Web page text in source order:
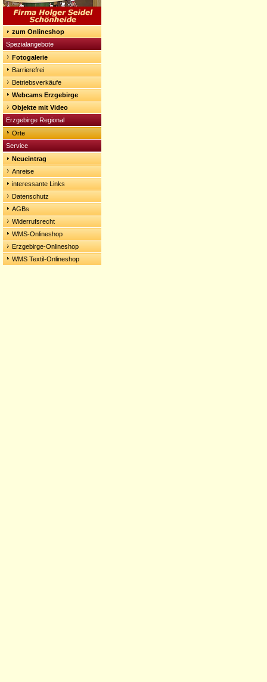
zum Onlineshop
Spezialangebote
Fotogalerie
Barrierefrei
Betriebsverkäufe
Webcams Erzgebirge
Objekte mit Video
Erzgebirge Regional
Orte
Service
Neueintrag
Anreise
interessante Links
Datenschutz
AGBs
Widerrufsrecht
WMS-Onlineshop
Erzgebirge-Onlineshop
WMS Textil-Onlineshop